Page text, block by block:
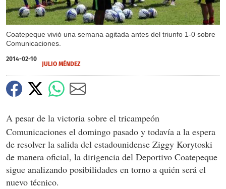
Coatepeque vivió una semana agitada antes del triunfo 1-0 sobre
Comunicaciones.
2014-02-10
JULIO MÉNDEZ
A pesar de la victoria sobre el tricampeón
Comunicaciones el domingo pasado y todavía a la espera
de resolver la salida del estadounidense Ziggy Korytoski
de manera oficial, la dirigencia del Deportivo Coatepeque
sigue analizando posibilidades en torno a quién será el
nuevo técnico.